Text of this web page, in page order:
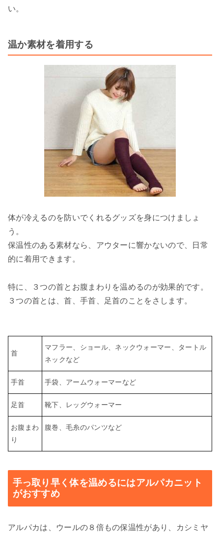
い。
温か素材を着用する
体が冷えるのを防いでくれるグッズを身につけましょ
う。
保温性のある素材なら、アウターに響かないので、日常
的に着用できます。
特に、３つの首とお腹まわりを温めるのが効果的です。
３つの首とは、首、手首、足首のことをさします。
首
マフラー、ショール、ネックウォーマー、タートル
ネックなど
手首 手袋、アームウォーマーなど
足首 靴下、レッグウォーマー
お腹まわ
り
腹巻、毛糸のパンツなど
手っ取り早く体を温めるにはアルパカニット
がおすすめ
アルパカは、ウールの８倍もの保温性があり、カシミヤ